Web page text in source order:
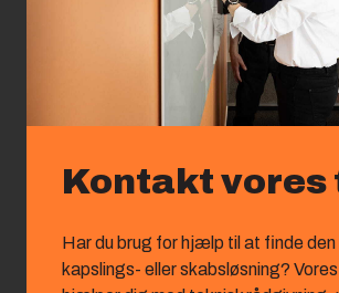
Kontakt vores
Har du brug for hjælp til at finde
kapslings‑ eller skabsløsning?